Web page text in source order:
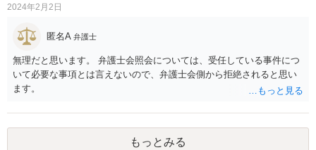
2024年2月2日
匿名A 弁護士
無理だと思います。 弁護士会照会については、受任している事件につ
いて必要な事項とは言えないので、弁護士会側から拒絶されると思い
ます。
もっとみる